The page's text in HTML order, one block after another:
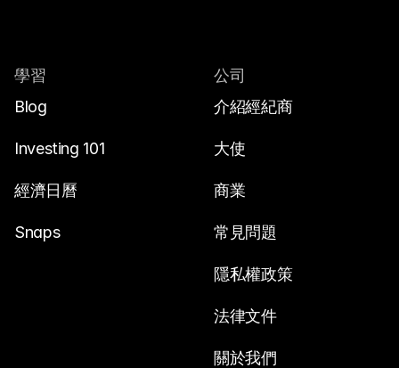
學習
Blog
Investing 101
經濟日曆
Snaps
公司
介紹經紀商
大使
商業
常見問題
隱私權政策
法律文件
關於我們